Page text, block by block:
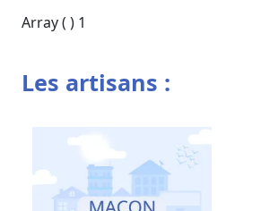
Array ( ) 1
Les artisans :